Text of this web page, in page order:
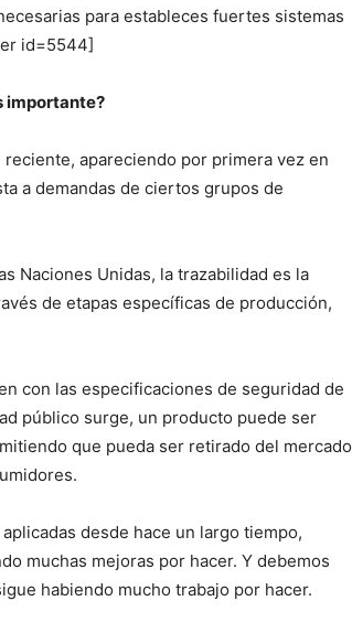
para estableces fuertes sistemas
id=5544]
importante?
apareciendo por primera vez en
a demandas de ciertos grupos de
Naciones Unidas, la trazabilidad es la
de etapas específicas de producción,
con las especificaciones de seguridad de
público surge, un producto puede ser
que pueda ser retirado del mercado
desde hace un largo tiempo,
muchas mejoras por hacer. Y debemos
habiendo mucho trabajo por hacer.